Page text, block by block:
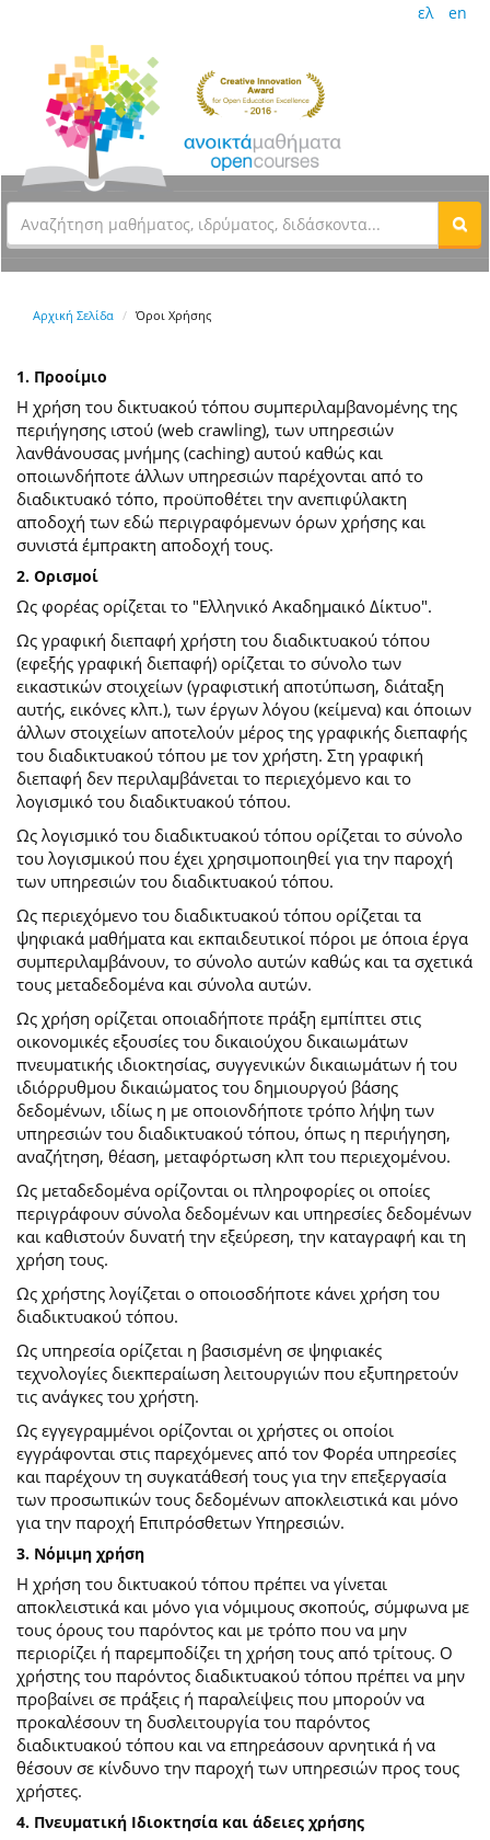
ελ en
Αρχική Σελίδα Όροι Χρήσης
1. Προοίμιο
Η χρήση του δικτυακού τόπου συμπεριλαμβανομένης της
περιήγησης ιστού (web crawling), των υπηρεσιών
λανθάνουσας μνήμης (caching) αυτού καθώς και
οποιωνδήποτε άλλων υπηρεσιών παρέχονται από το
διαδικτυακό τόπο, προϋποθέτει την ανεπιφύλακτη
αποδοχή των εδώ περιγραφόμενων όρων χρήσης και
συνιστά έμπρακτη αποδοχή τους.
2. Ορισμοί
Ως φορέας ορίζεται το "Ελληνικό Ακαδημαικό Δίκτυο".
Ως γραφική διεπαφή χρήστη του διαδικτυακού τόπου
(εφεξής γραφική διεπαφή) ορίζεται το σύνολο των
εικαστικών στοιχείων (γραφιστική αποτύπωση, διάταξη
αυτής, εικόνες κλπ.), των έργων λόγου (κείμενα) και όποιων
άλλων στοιχείων αποτελούν μέρος της γραφικής διεπαφής
του διαδικτυακού τόπου με τον χρήστη. Στη γραφική
διεπαφή δεν περιλαμβάνεται το περιεχόμενο και το
λογισμικό του διαδικτυακού τόπου.
Ως λογισμικό του διαδικτυακού τόπου ορίζεται το σύνολο
του λογισμικού που έχει χρησιμοποιηθεί για την παροχή
των υπηρεσιών του διαδικτυακού τόπου.
Ως περιεχόμενο του διαδικτυακού τόπου ορίζεται τα
ψηφιακά μαθήματα και εκπαιδευτικοί πόροι με όποια έργα
συμπεριλαμβάνουν, το σύνολο αυτών καθώς και τα σχετικά
τους μεταδεδομένα και σύνολα αυτών.
Ως χρήση ορίζεται οποιαδήποτε πράξη εμπίπτει στις
οικονομικές εξουσίες του δικαιούχου δικαιωμάτων
πνευματικής ιδιοκτησίας, συγγενικών δικαιωμάτων ή του
ιδιόρρυθμου δικαιώματος του δημιουργού βάσης
δεδομένων, ιδίως η με οποιονδήποτε τρόπο λήψη των
υπηρεσιών του διαδικτυακού τόπου, όπως η περιήγηση,
αναζήτηση, θέαση, μεταφόρτωση κλπ του περιεχομένου.
Ως μεταδεδομένα ορίζονται οι πληροφορίες οι οποίες
περιγράφουν σύνολα δεδομένων και υπηρεσίες δεδομένων
και καθιστούν δυνατή την εξεύρεση, την καταγραφή και τη
χρήση τους.
Ως χρήστης λογίζεται ο οποιοσδήποτε κάνει χρήση του
διαδικτυακού τόπου.
Ως υπηρεσία ορίζεται η βασισμένη σε ψηφιακές
τεχνολογίες διεκπεραίωση λειτουργιών που εξυπηρετούν
τις ανάγκες του χρήστη.
Ως εγγεγραμμένοι ορίζονται οι χρήστες οι οποίοι
εγγράφονται στις παρεχόμενες από τον Φορέα υπηρεσίες
και παρέχουν τη συγκατάθεσή τους για την επεξεργασία
των προσωπικών τους δεδομένων αποκλειστικά και μόνο
για την παροχή Επιπρόσθετων Υπηρεσιών.
3. Νόμιμη χρήση
Η χρήση του δικτυακού τόπου πρέπει να γίνεται
αποκλειστικά και μόνο για νόμιμους σκοπούς, σύμφωνα με
τους όρους του παρόντος και με τρόπο που να μην
περιορίζει ή παρεμποδίζει τη χρήση τους από τρίτους. Ο
χρήστης του παρόντος διαδικτυακού τόπου πρέπει να μην
προβαίνει σε πράξεις ή παραλείψεις που μπορούν να
προκαλέσουν τη δυσλειτουργία του παρόντος
διαδικτυακού τόπου και να επηρεάσουν αρνητικά ή να
θέσουν σε κίνδυνο την παροχή των υπηρεσιών προς τους
χρήστες.
4. Πνευματική Ιδιοκτησία και άδειες χρήσης